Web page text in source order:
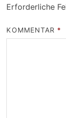
Erforderliche
KOMMENTAR *